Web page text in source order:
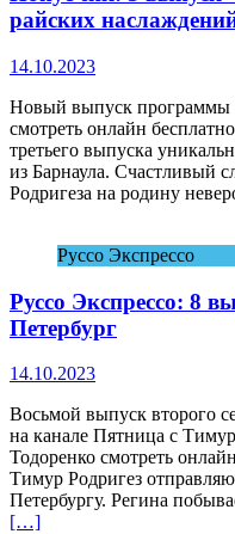
райских
14.10.2023
Новый выпуск программы
смотреть онлайн
третьего выпуска
из Барнаула. Счастливый
Родригеза на родину
Руссо Экспрессо
Руссо Экспрессо: 8
Петербург
14.10.2023
Восьмой выпуск второго
на канале Пятница с
Тодоренко смотреть
Тимур Родригез
Петербургу. Регина
[…]